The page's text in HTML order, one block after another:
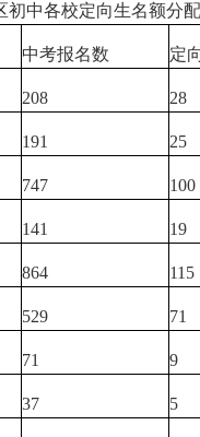
中各校定向生名额分
中考报名数 定
208 28
191 25
747 100
141 19
864 115
529 71
71 9
37 5